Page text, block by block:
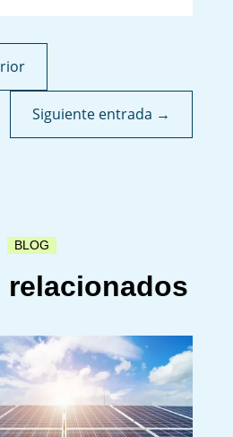
Siguiente entrada →
BLOG